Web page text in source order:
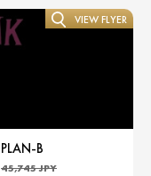
VIEW FLYER
PLAN-B
45,745 JPY